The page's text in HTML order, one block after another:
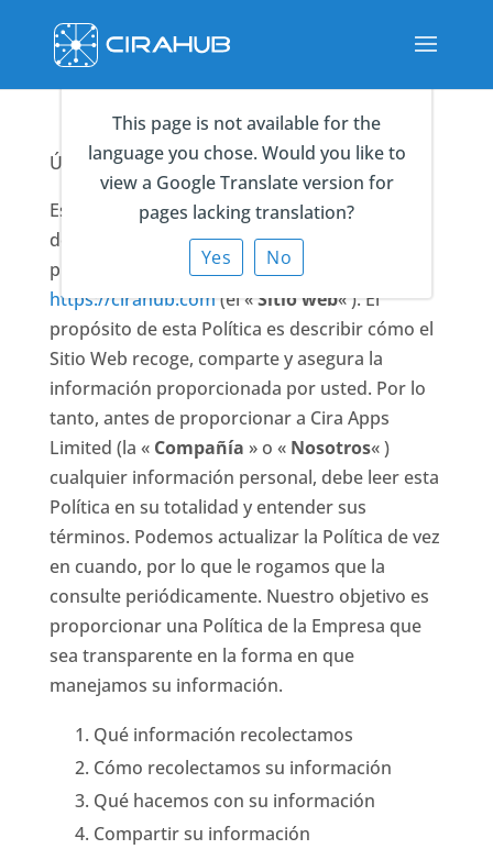
This page is not available for the
language you chose. Would you like to
view a Google Translate version for
pages lacking translation?
Yes
No
Última actualización el 17 de abril de 2019
Esta política de privacidad (la «Política
describe el tratamiento de la información
proporcionada o recogida en el sitio web
https://cirahub.com(el «Sitio web« ). El
propósito de esta Política es describir cómo el
Sitio Web recoge, comparte y asegura la
información proporcionada por usted. Por lo
tanto, antes de proporcionar a Cira Apps
Limited (la « Compañía » o « Nosotros« )
cualquier información personal, debe leer esta
Política en su totalidad y entender sus
términos. Podemos actualizar la Política de vez
en cuando, por lo que le rogamos que la
consulte periódicamente. Nuestro objetivo es
proporcionar una Política de la Empresa que
sea transparente en la forma en que
manejamos su información.
Qué información recolectamos
Cómo recolectamos su información
Qué hacemos con su información
Compartir su información